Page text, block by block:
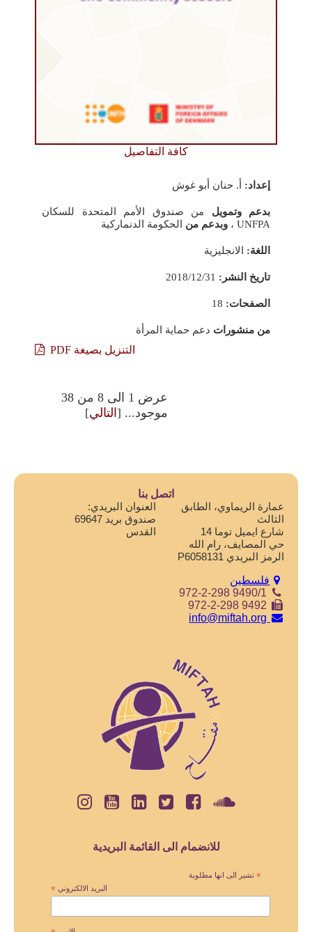
كافة التفاصيل
إعداد: أ. حنان أبو غوش
بدعم وتمويل من صندوق الأمم المتحدة للسكان
UNFPA ،
وبدعم من الحكومة الدنماركية
اللغة: الانجليزية
تاريخ النشر:
الصفحات:
من منشورات دعم حماية المرأة
التنزيل بصيغة PDF
عرض 1 الى 8 من 38
موجود... [التالي]
اتصل بنا
العنوان البريدي:
صندوق بريد 69647
القدس
عمارة الريماوي، الطابق
الثالث
شارع ايميل توما 14
حي المصايف، رام الله
الرمز البريدي P6058131
فلسطين
972-2-298 9490/1
972-2-298 9492
للانضمام الى القائمة البريدية
* تشير الى انها مطلوبة
البريد الالكتروني *